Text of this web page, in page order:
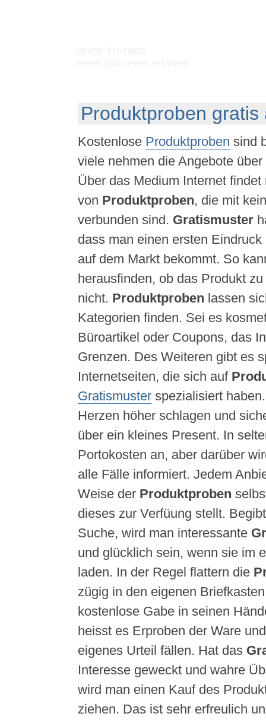
Produktproben gratis
Kostenlose Produktproben sind
viele nehmen die Angebote
Über das Medium Internet
von Produktproben, die mit
verbunden sind. Gratismuster
dass man einen ersten
auf dem Markt bekommt. So
herausfinden, ob das Produkt
nicht. Produktproben lassen
Kategorien finden. Sei es
Büroartikel oder Coupons, das
Grenzen. Des Weiteren gibt es
Internetseiten, die sich auf
Gratismusterspezialisiert
Herzen höher schlagen und
über ein kleines Present. In
Portokosten an, aber darüber
alle Fälle informiert. Jedem
Weise der Produktproben
dieses zur Verfüung stellt.
Suche, wird man interessante
und glücklich sein, wenn sie im
laden. In der Regel flattern die
zügig in den eigenen
kostenlose Gabe in seinen
heisst es Erproben der Ware
eigenes Urteil fällen. Hat das
Interesse geweckt und wahre
wird man einen Kauf des
ziehen. Das ist sehr erfreulich